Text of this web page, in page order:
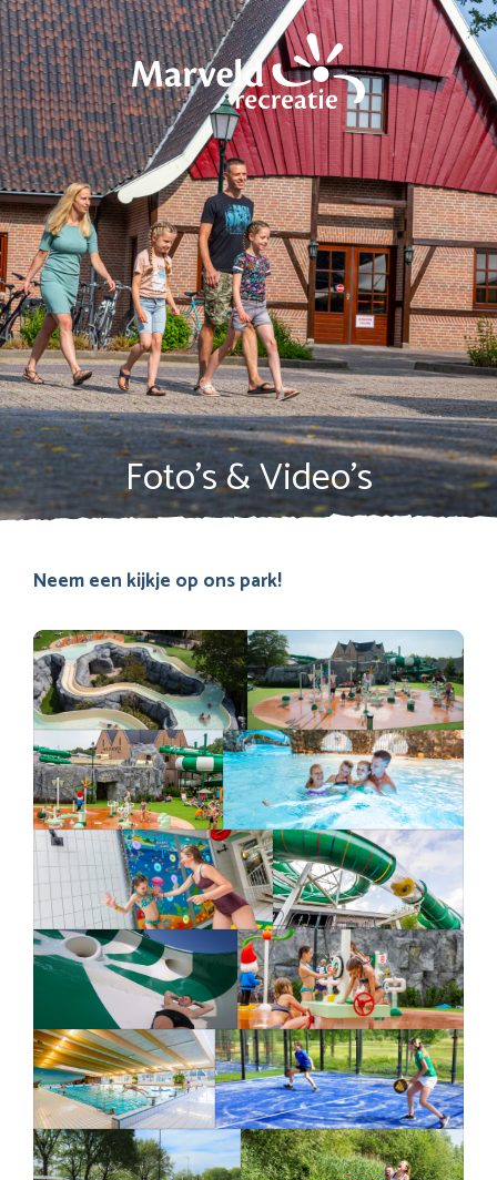
Foto’s & Video’s
Neem een kijkje op ons park!